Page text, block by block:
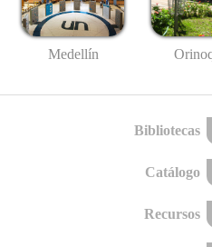
Medellín
Bibliotecas
Catálogo
Recursos